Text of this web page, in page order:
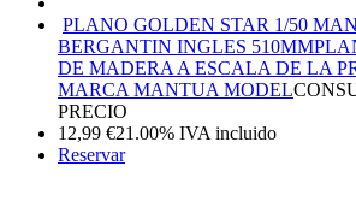
PLANO GOLDEN STAR 1/50
BERGANTIN INGLES 510MM
DE MADERA A ESCALA DE LA
MARCA MANTUA MODEL
PRECIO
12,99 €21.00% IVA incluido
Reservar